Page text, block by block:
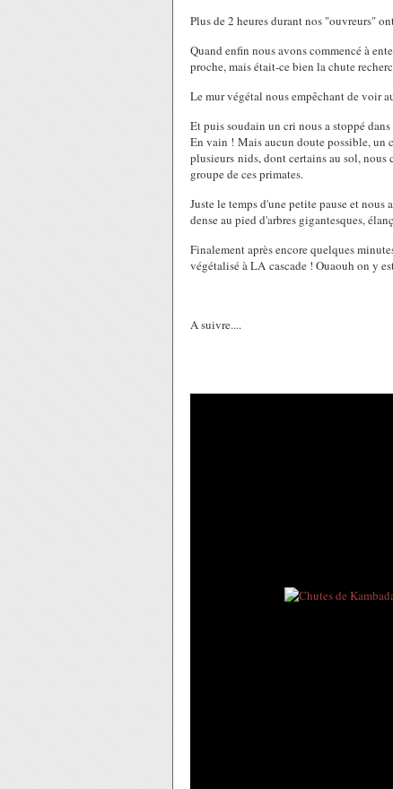
Plus de 2 heures durant nos "ouvreurs"
Quand enfin nous avons commencé à
proche, mais était-ce bien la chute
Le mur végétal nous empêchant de voir
Et puis soudain un cri nous a stoppé
En vain ! Mais aucun doute possible, un
plusieurs nids, dont certains au sol, nous
groupe de ces primates.
Juste le temps d'une petite pause et
dense au pied d'arbres gigantesques,
Finalement après encore quelques
végétalisé à LA cascade ! Ouaouh on y
A suivre....